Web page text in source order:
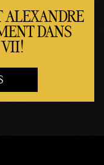
ALEXANDRE
DANS